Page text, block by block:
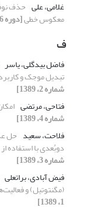
غلامی، علی حذف
معکوس خطی[دوره 36، شماره 1، 1389]
ف
فاضل بیدگلی، یاسر
تبدیل موجک و
شماره 2، 1389]
فتاحی، مرتضی
شماره 4، 1389]
فلاحت، سعید حل
دوبُعدی با
شماره 3، 1389]
فیض آبادی، براتعلی
(مگنتوتیل) و
1، 1389]